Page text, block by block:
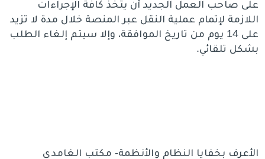
على صاحب العمل الجديد أن يتخذ كافة الإجراءات
اللازمة لإتمام عملية النقل عبر المنصة خلال مدة لا تزيد
على 14 يوم من تاريخ الموافقة، وإلا سيتم إلغاء الطلب
بشكل تلقائي.
الأعرف بخفايا النظام والأنظمة- مكتب الغامدي